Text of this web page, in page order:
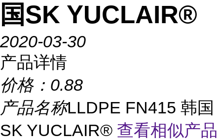
国SK YUCLAIR®
2020-03-30
产品详情
价格： 0.88
产品名称LLDPE FN415 韩国
SK YUCLAIR® 查看相似产品